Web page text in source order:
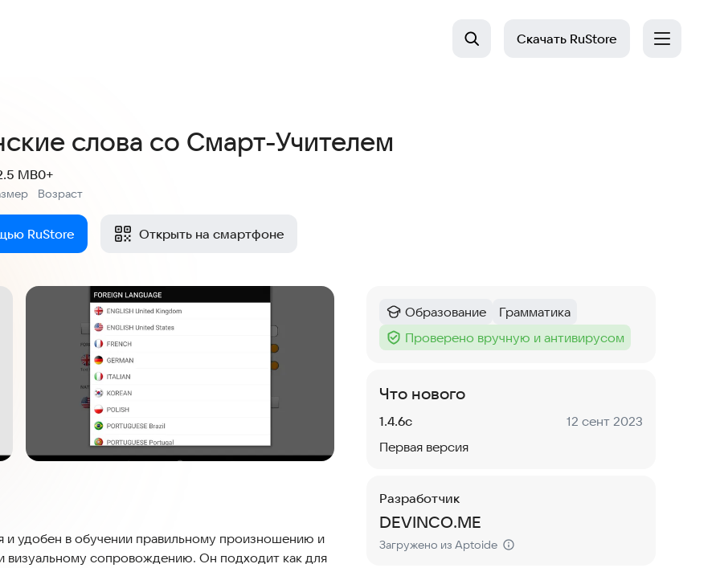
Скачать RuStore
слова со Смарт-Учителем
MB
Возраст
0+
RuStore Открыть на смартфоне
и удобен в обучении правильному произношению и
визуальному сопровождению. Он подходит как для
Категория:
Образование
Тег:
Грамматика
Тег :
Проверено вручную и антивирусом
Что нового
Версия:
1.4.6c Дата:
12 сент 2023
Первая версия
Разработчик
DEVINCO.ME
Загружено из Aptoide